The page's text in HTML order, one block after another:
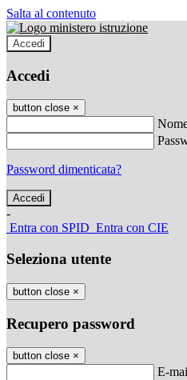
Salta al contenuto
Accedi
Accedi
button close ×
Password dimenticata?
-
Entra con SPID Entra con CIE
Seleziona utente
button close ×
Recupero password
button close ×
E-